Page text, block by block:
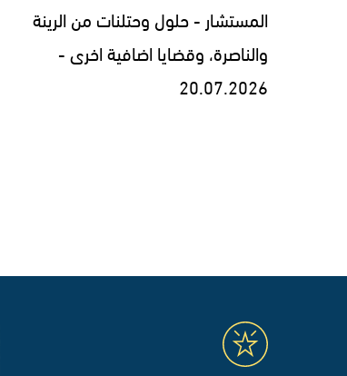
المستشار - حلول وحتلنات من الرينة
والناصرة، وقضايا اضافية اخرى -
20.07.2026